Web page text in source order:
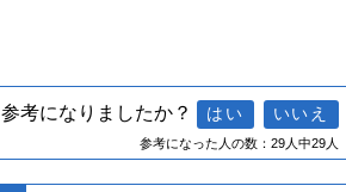
参考になりましたか？
参考になった人の数：29人中29人